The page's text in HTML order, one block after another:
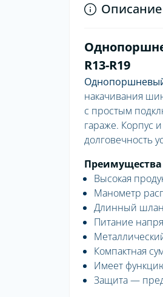
Описание
R13-R19
накачивания
с простым
гараже. Корпус
долговечность
Преимущества
Высокая
Манометр
Длинный
Питание
Компактная
Имеет
Защита —